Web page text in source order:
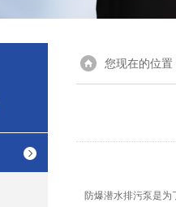
您现在的位置
防爆潜水排污泵是